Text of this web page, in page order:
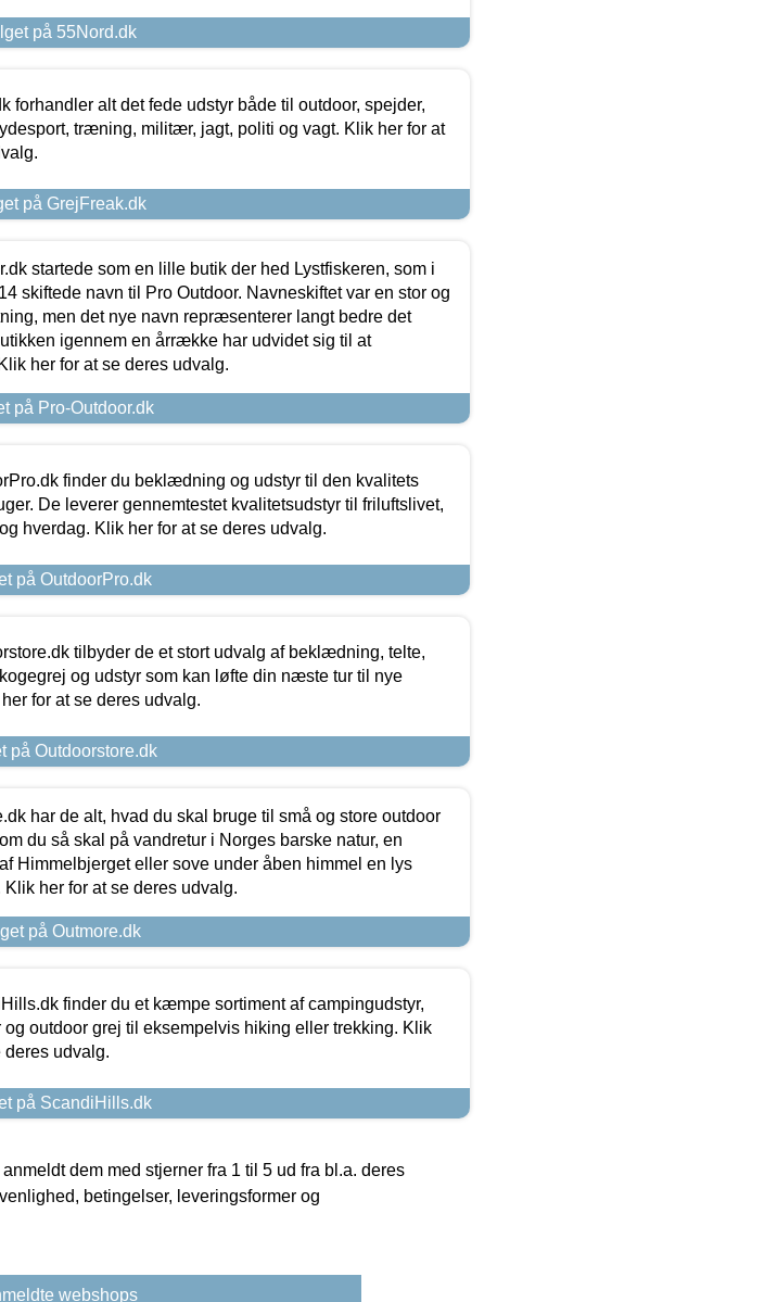
på 55Nord.dk
forhandler alt det fede udstyr både til outdoor, spejder,
træning, militær, jagt, politi og vagt. Klik her for at
på GrejFreak.dk
startede som en lille butik der hed Lystfiskeren, som i
skiftede navn til Pro Outdoor. Navneskiftet var en stor og
men det nye navn repræsenterer langt bedre det
igennem en årrække har udvidet sig til at
her for at se deres udvalg.
på Pro-Outdoor.dk
finder du beklædning og udstyr til den kvalitets
De leverer gennemtestet kvalitetsudstyr til friluftslivet,
hverdag. Klik her for at se deres udvalg.
på OutdoorPro.dk
tilbyder de et stort udvalg af beklædning, telte,
og udstyr som kan løfte din næste tur til nye
for at se deres udvalg.
på Outdoorstore.dk
har de alt, hvad du skal bruge til små og store outdoor
du så skal på vandretur i Norges barske natur, en
Himmelbjerget eller sove under åben himmel en lys
Klik her for at se deres udvalg.
på Outmore.dk
finder du et kæmpe sortiment af campingudstyr,
og outdoor grej til eksempelvis hiking eller trekking. Klik
deres udvalg.
på ScandiHills.dk
dem med stjerner fra 1 til 5 ud fra bl.a. deres
betingelser, leveringsformer og
webshops